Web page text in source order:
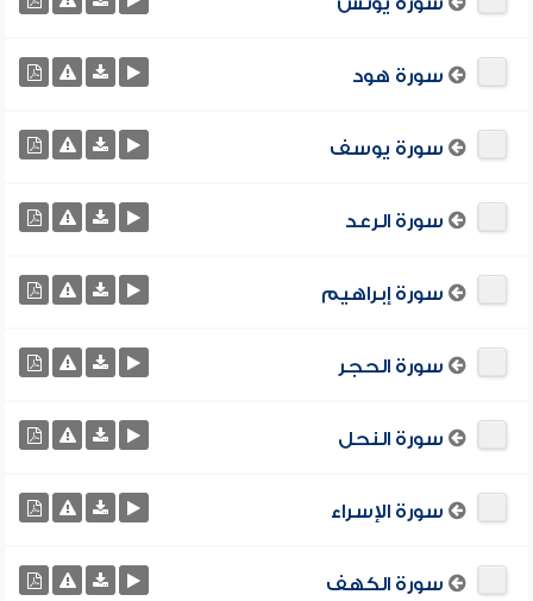
سورة هود
سورة يوسف
سورة الرعد
سورة إبراهيم
سورة الحجر
سورة النحل
سورة الإسراء
سورة الكهف